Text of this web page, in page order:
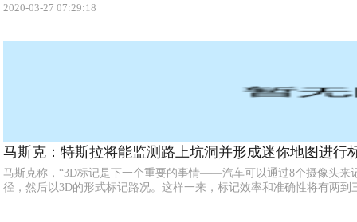
2020-03-27 07:29:18
马斯克：特斯拉将能监测路上坑洞并形成迷你地图进行
马斯克称，“3D标记是下一个重要的事情——汽车可以通过8个摄像头来
径，然后以3D的形式标记路况。这样一来，标记效率和准确性将有两到